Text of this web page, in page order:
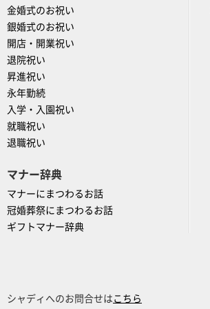
金婚式のお祝い
銀婚式のお祝い
開店・開業祝い
退院祝い
昇進祝い
永年勤続
入学・入園祝い
就職祝い
退職祝い
マナー辞典
マナーにまつわるお話
冠婚葬祭にまつわるお話
ギフトマナー辞典
シャディへのお問合せは こちら